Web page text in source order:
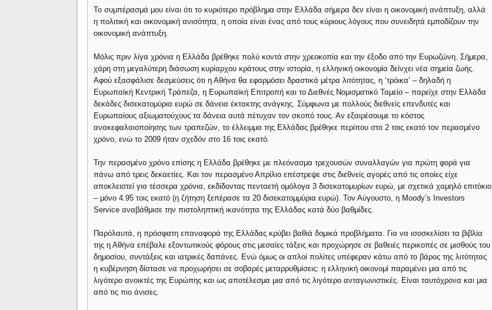
Το συμπέρασμά μου είναι ότι το κυριότερο πρόβλημα στην Ελλάδα σήμερα δεν είναι η οικονομική ανάπτυξη, αλλά
η πολιτική και οικονομική ανισότητα, η οποία είναι ένας από τους κύριους λόγους που συνειδητά εμποδίζουν την
οικονομική ανάπτυξη.
Μόλις πριν λίγα χρόνια η Ελλάδα βρέθηκε πολύ κοντά στην χρεοκοπία και την έξοδο από την Ευρωζώνη. Σήμερα,
χάρη στη μεγαλύτερη διάσωση κυρίαρχου κράτους στην ιστορία, η ελληνική οικονομία δείνχει νέα σημεία ζωής.
Αφού εξασφάλισε δεσμεύσεις ότι η Αθήνα θα εφαρμόσει δραστικά μέτρα λιτότητας, η ‘τρόικα’ – δηλαδή η
Ευρωπαϊκή Κεντρική Τράπεζα, η Ευρωπαϊκή Επιτροπή και το Διεθνές Νομισματικό Ταμείο – παρείχε στην Ελλάδα
δεκάδες δισεκατομύρια ευρώ σε δάνεια έκτακτης ανάγκης. Σύμφωνα με πολλούς διεθνείς επενδυτές και
Ευρωπαίους αξιωματούχους τα δάνεια αυτά πέτυχαν τον σκοπό τους. Αν εξαιρέσουμε το κόστος
ανακεφαλαιοποίησης των τραπεζών, το έλλειμμα της Ελλάδας βρέθηκε περίπου στο 2 τοις εκατό τον περασμένο
χρόνο, ενώ το 2009 ήταν σχεδόν στο 16 τοις εκατό.
Την περασμένο χρόνο επίσης η Ελλάδα βρέθηκε με πλεόνασμα τρεχουσών συναλλαγών για πρώτη φορά για
πάνω από τρεις δεκαετίες. Και τον περασμένο Απρίλιο επέστρεψε στις διεθνείς αγορές από τις οποίες είχε
αποκλειστεί για τέσσερα χρόνια, εκδίδοντας πενταετή ομόλογα 3 δισεκατομυρίων ευρώ, με σχετικά χαμηλό επιτόκιο
– μόνο 4.95 τοις εκατό (η ζήτηση ξεπέρασε τα 20 δισεκατομμύρια ευρώ). Τον Αύγουστο, η Moody’s Investors
Service αναβάθμισε την πιστοληπτική ικανότητα της Ελλάδας κατά δύο βαθμίδες.
Παρόλαυτά, η πρόσφατη επαναφορά της Ελλάδας κρύβει βαθιά δομικά προβλήματα. Για να ισοσκελίσει τα βιβλία
της η Αθήνα επέβαλε εξοντωτικούς φόρους στις μεσαίες τάξεις και προχώρησε σε βαθειές περικοπές σε μισθούς του
δημοσίου, συντάξεις και ιατρικές δαπάνες. Ενώ όμως οι απλοί πολίτες υπέφεραν κάτω από το βάρος της λιτότητας
η κυβέρνηση δίστασε να προχωρήσει σε σοβαρές μεταρρυθμίσεις: η ελληνική οικονομί παραμένει μια από τις
λιγότερο ανοικτές της Ευρώπης και ως αποτέλεσμα μια από τις λιγότερο ανταγωνιστικές. Είναι ταυτόχρονα και μια
από τις πιο άνισες.